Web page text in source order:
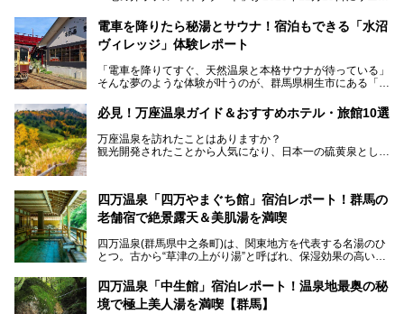
ロビーや客室が綺麗になって、上州グルメにこだわったビュ
ッフェも人気！アクセスはシャトルバスで楽々、さらに草津
温泉にある姉妹ホテルの「草津温泉 大東舘」「亀の井ホテ
今回はそんな「亀の井ホテル 草津リゾート」を徹底レポー
───
提供元：アイコニア・ホスピタリティ株式会社【PR】
この記事は亀の井ホテル 草津リゾートのPR記事です。
電車を降りたら秘湯とサウナ！宿泊もできる「水沼
ヴィレッジ」体験レポート
「電車を降りてすぐ、天然温泉と本格サウナが待っている」
そんな夢のような体験が叶うのが、群馬県桐生市にある「駅
日帰り温泉の「水沼の湯」と宿泊もできる「サウナの森」、
２つのエリアがあります。
今回は、その中でも特にユニークな駅直結の「水沼の湯」の
魅力に焦点を当て、温泉好き、サウナー、そして電車旅好き
必見！万座温泉ガイド＆おすすめホテル・旅館10選
万座温泉を訪れたことはありますか？
観光開発されたことから人気になり、日本一の硫黄泉として
も多いかもしれません。
そこで筆者である私が実際に行ってみました！万座温泉の楽
しみ方や周辺の観光地を解説します。
また、日帰り入浴できる温泉から混浴可能な温泉まで、おす
すめの入浴施設もご紹介します！
四万温泉「四万やまぐち館」宿泊レポート！群馬の
老舗宿で絶景露天＆美肌湯を満喫
四万温泉(群馬県中之条町)は、関東地方を代表する名湯のひ
とつ。古から“草津の上がり湯”と呼ばれ、保湿効果の高い美
「四万やまぐち館」は、この地を代表する旅館の一つ。日帰
り入浴も可能ですが、やはり宿泊してじっくり楽しむのがベ
四万温泉「中生館」宿泊レポート！温泉地最奥の秘
境で極上美人湯を満喫【群馬】